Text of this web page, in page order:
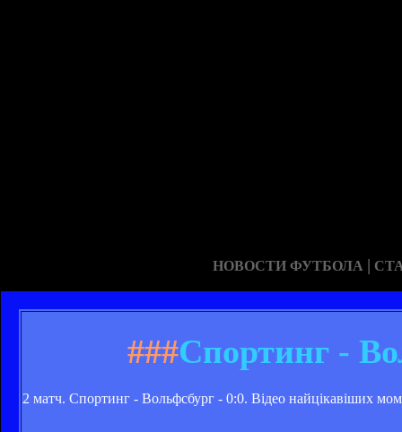
НОВОСТИ ФУТБОЛА |
###Спортинг -
2 матч. Спортинг - Вольфсбург - 0:0. Відео найцікавіших